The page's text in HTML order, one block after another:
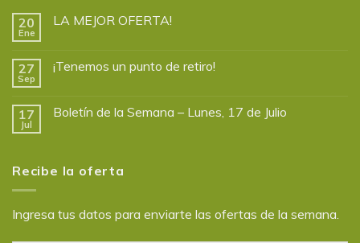
20
Ene
LA MEJOR OFERTA!
27
Sep
¡Tenemos un punto de retiro!
17
Jul
Boletín de la Semana – Lunes, 17 de Julio
Recibe la oferta
Ingresa tus datos para enviarte las ofertas de la semana.